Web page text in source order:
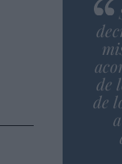
de
de